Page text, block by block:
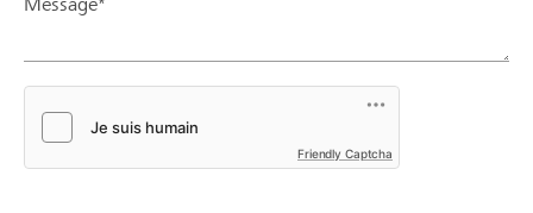
Friendly Captcha